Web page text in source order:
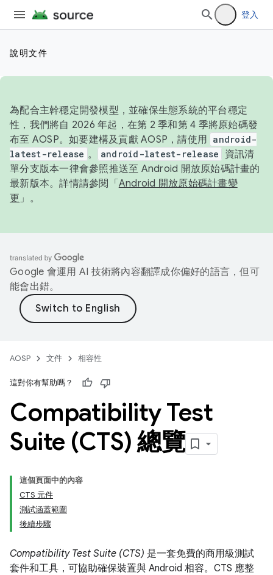
登入
說明文件
為配合主幹穩定開發模型，並確保生態系統的平台穩定
性，我們將自 2026 年起，在第 2 季和第 4 季將原始碼發
布至 AOSP。如要建構及貢獻 AOSP，請使用 android-
latest-release 。 android-latest-release
資訊清
單分支版本一律會參照推送至 Android 開放原始碼計畫的
最新版本。詳情請參閱「 Android 開放原始碼計畫變
更 」。
Google 會運用 AI 技術將內容翻譯成你偏好的語言，但可
能會出錯。
AOSP 文件 相容性
這對你有幫助嗎？
Compatibility Test
Suite (CTS) 總覽
這個頁面中的內容
CTS 元件
測試涵蓋範圍
後續步驟
Compatibility Test Suite (CTS) 是一套免費的商用級測試
套件和工具，可協助確保裝置與 Android 相容。CTS 應整